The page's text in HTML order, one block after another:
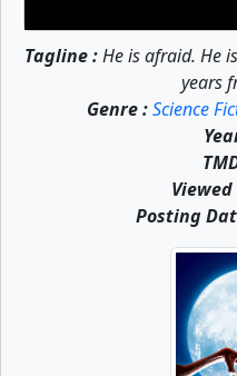
Tagline :He is afraid. He
years
Genre :Science
Viewed
Posting